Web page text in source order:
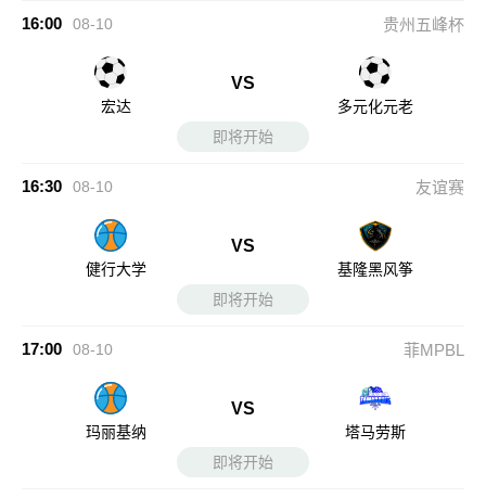
16:00 08-10 贵州五峰杯
宏达
VS
多元化元老
即将开始
16:30 08-10 友谊赛
健行大学
VS
基隆黑风筝
即将开始
17:00 08-10 菲MPBL
玛丽基纳
VS
塔马劳斯
即将开始